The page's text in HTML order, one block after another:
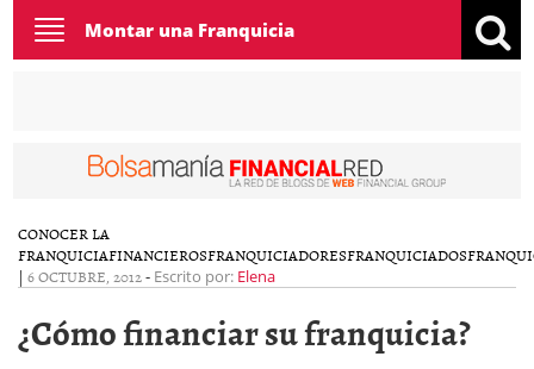
Toggle
navigation
Montar una Franquicia
CONOCER LA
FRANQUICIAFINANCIEROSFRANQUICIADORESFRANQUICIADOS
| 6 OCTUBRE, 2012- Escrito por: Elena
¿Cómo financiar su franquicia?